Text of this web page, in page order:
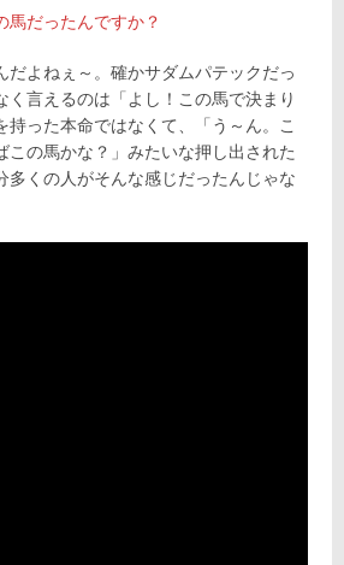
馬だったんですか？
だよねぇ～。確かサダムパテックだっ
く言えるのは「よし！この馬で決まり
持った本命ではなくて、「う～ん。こ
この馬かな？」みたいな押し出された
多くの人がそんな感じだったんじゃな